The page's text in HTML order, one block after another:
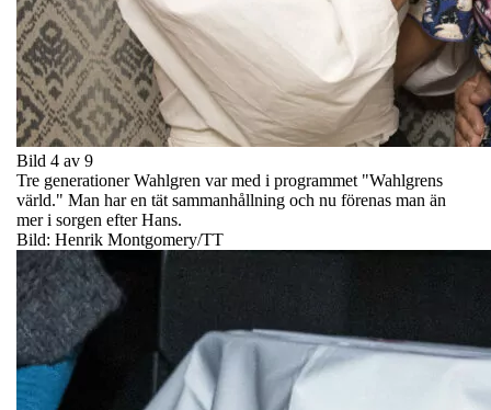
Bild 4 av 9
Tre generationer Wahlgren var med i programmet "Wahlgrens
värld." Man har en tät sammanhållning och nu förenas man än
mer i sorgen efter Hans.
Bild: Henrik Montgomery/TT